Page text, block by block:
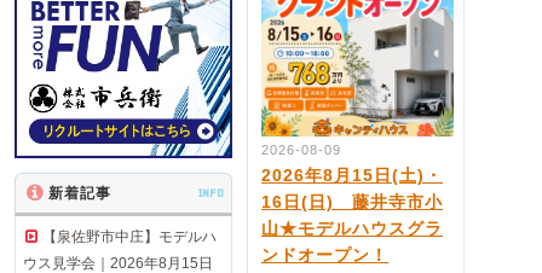
新着記事 INFO
【泉佐野市中庄】モデルハ
ウス見学会｜2026年8月15日
2026-08-09
2026年8月15日(土)・
16日(日) 藤井寺市小
山★モデルハウスグラ
ンドオープン！